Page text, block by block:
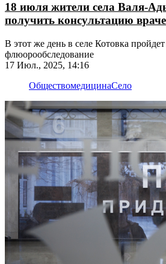
18 июля жители села Валя-
получить консультацию
В этот же день в селе Котовка
флюорообследование
17 Июл., 2025, 14:16
ОбществомедицинаСело